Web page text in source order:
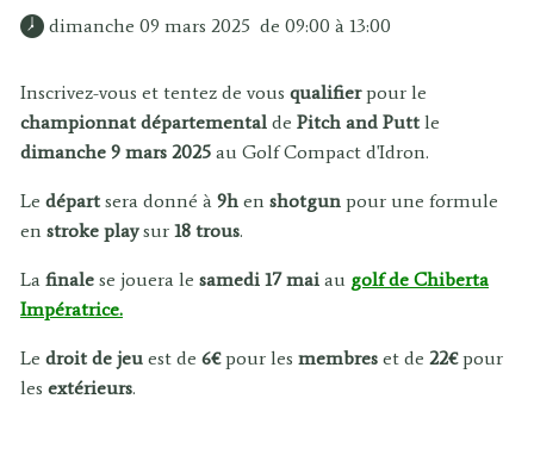
dimanche 09 mars 2025  de 09:00 à 13:00
Inscrivez-vous et tentez de vous qualifierpour le
championnat départemental de Pitch and Putt le
dimanche 9 mars 2025 au Golf Compact d'Idron.
Le départ sera donné à 9h en shotgun pour une formule
en stroke playsur 18 trous.
La finale se jouera le samedi 17 mai au golf de Chiberta
Impératrice.
Le droit de jeu est de 6€pour les membres et de 22€pour
les extérieurs.